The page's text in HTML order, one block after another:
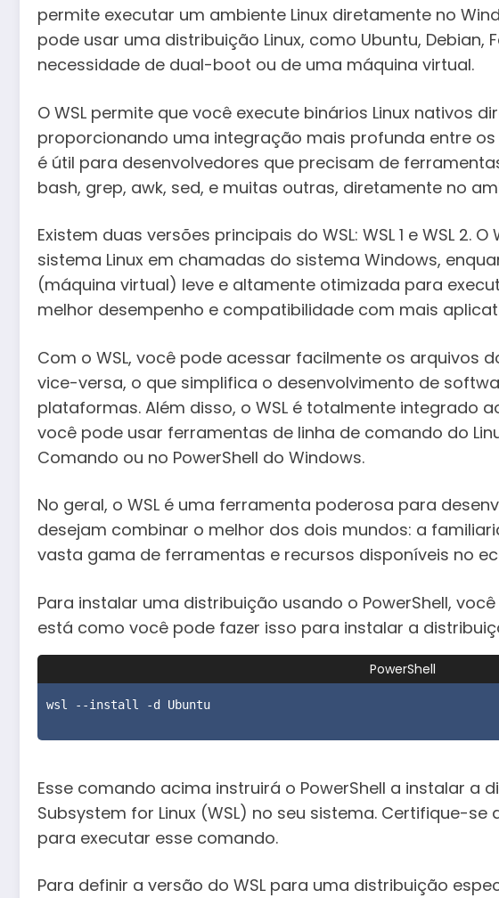
permite executar um ambiente Linux diretamente no
pode usar uma distribuição Linux, como Ubuntu, Debian,
necessidade de dual-boot ou de uma máquina virtual.
O WSL permite que você execute binários Linux nativos
proporcionando uma integração mais profunda entre
é útil para desenvolvedores que precisam de
bash, grep, awk, sed, e muitas outras, diretamente no
Existem duas versões principais do WSL: WSL 1 e WSL 2.
sistema Linux em chamadas do sistema Windows,
(máquina virtual) leve e altamente otimizada para
melhor desempenho e compatibilidade com mais
Com o WSL, você pode acessar facilmente os arquivos
vice-versa, o que simplifica o desenvolvimento de
plataformas. Além disso, o WSL é totalmente integrado
você pode usar ferramentas de linha de comando do
Comando ou no PowerShell do Windows.
No geral, o WSL é uma ferramenta poderosa para
desejam combinar o melhor dos dois mundos: a
vasta gama de ferramentas e recursos disponíveis no
Para instalar uma distribuição usando o PowerShell,
está como você pode fazer isso para instalar a
PowerShell
wsl --install -d Ubuntu
Esse comando acima instruirá o PowerShell a instalar a
Subsystem for Linux (WSL) no seu sistema. Certifique-
para executar esse comando.
Para definir a versão do WSL para uma distribuição